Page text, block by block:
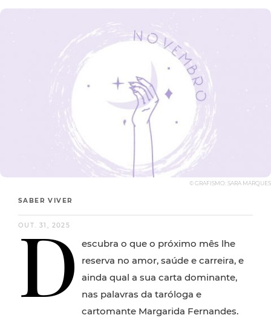
© GRAFISMO: SARA MARQUES
SABER VIVER
OUT. 31, 2025
D
escubra o que o próximo mês lhe
reserva no amor, saúde e carreira, e
ainda qual a sua carta dominante,
nas palavras da taróloga e
cartomante Margarida Fernandes.